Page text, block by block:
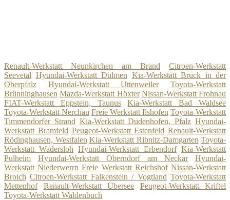
Renault-Werkstatt Neunkirchen am Brand
Citroen-Werkstatt
Seevetal Hyundai-Werkstatt Dülmen Kia-Werkstatt Bruck in der
Oberpfalz
Hyundai-Werkstatt Uttenweiler
Toyota-Werkstatt
Brünninghausen Mazda-Werkstatt Höxter Nissan-Werkstatt Frohnau
FIAT-Werkstatt Eppstein, Taunus
Kia-Werkstatt Bad Waldsee
Toyota-Werkstatt Nerchau Freie Werkstatt Ilshofen Toyota-Werkstatt
Timmendorfer Strand Kia-Werkstatt Dudenhofen, Pfalz Hyundai-
Werkstatt Bramfeld Peugeot-Werkstatt Estenfeld Renault-Werkstatt
Rödinghausen, Westfalen Kia-Werkstatt Ribnitz-Damgarten Toyota-
Werkstatt Wadersloh Hyundai-Werkstatt Erbendorf Kia-Werkstatt
Pulheim
Hyundai-Werkstatt Oberndorf am Neckar
Hyundai-
Werkstatt Niederwerrn Freie Werkstatt Reichshof Nissan-Werkstatt
Broich Citroen-Werkstatt Falkenstein / Vogtland Toyota-Werkstatt
Mettenhof
Renault-Werkstatt Übersee
Peugeot-Werkstatt Kriftel
Toyota-Werkstatt Waldenbuch